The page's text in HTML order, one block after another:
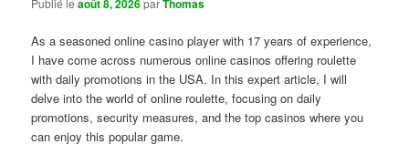
août 8, 2026 Thomas
As a seasoned online casino player with 17 years of experience,
I have come across numerous online casinos offering roulette
with daily promotions in the USA. In this expert article, I will
delve into the world of online roulette, focusing on daily
promotions, security measures, and the top casinos where you
can enjoy this popular game.